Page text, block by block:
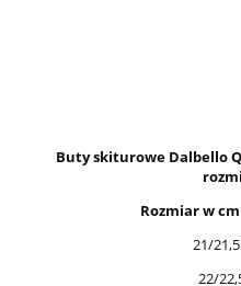
Buty skiturowe Dalbello
Rozmiar w
21/
22/